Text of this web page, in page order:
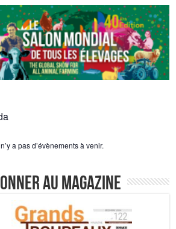
a pas d’évènements à venir.
au magazine